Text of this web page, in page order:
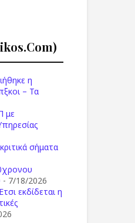
η
– Τα
με
σήματα
- 7/18/2026
εκδίδεται η